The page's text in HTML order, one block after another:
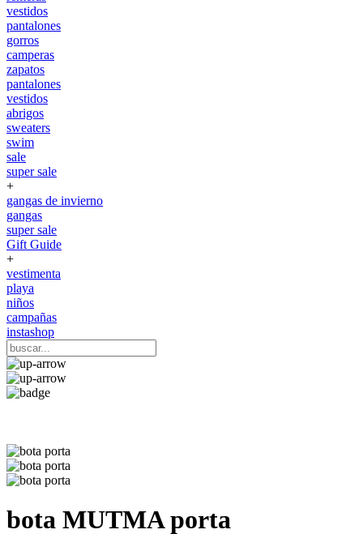
vestidos
pantalones
gorros
camperas
zapatos
pantalones
vestidos
abrigos
sweaters
swim
sale
super sale
+
gangas de invierno
gangas
super sale
Gift Guide
+
vestimenta
playa
niños
campañas
instashop
bota MUTMAporta